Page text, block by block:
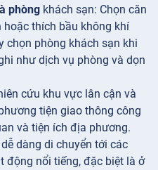
phòng khách sạn: Chọn căn
hoặc thích bầu không khí
chọn phòng khách sạn khi
như dịch vụ phòng và dọn
cứu khu vực lân cận và
tiện giao thông công
và tiện ích địa phương.
dàng di chuyển tới các
động nổi tiếng, đặc biệt là ở